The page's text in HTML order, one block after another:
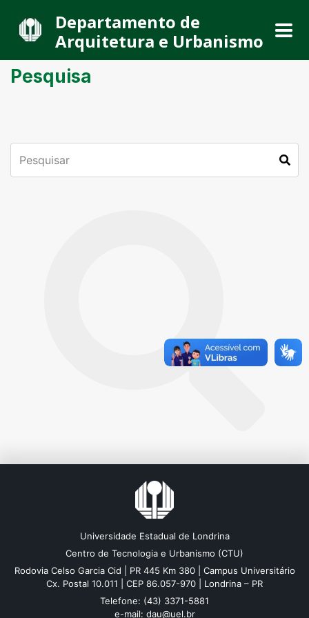
Departamento de
Arquitetura e Urbanismo
Pesquisa
Universidade Estadual de Londrina
Centro de Tecnologia e Urbanismo (CTU)
Rodovia Celso Garcia Cid | PR 445 Km 380 | Campus Universitário
Cx. Postal 10.011 | CEP 86.057-970 | Londrina – PR
Telefone: (43) 3371-5881
e-mail: dau@uel.br